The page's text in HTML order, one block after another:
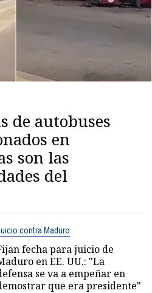
de autobuses
en
son las
del
contra Maduro
fecha para juicio de
en EE. UU.: "La
se va a empeñar en
que era presidente"